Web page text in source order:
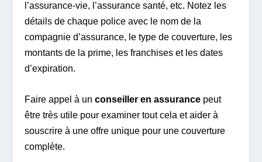
l’assurance-vie, l’assurance santé, etc. Notez les
détails de chaque police avec le nom de la
compagnie d’assurance, le type de couverture, les
montants de la prime, les franchises et les dates
d’expiration.
Faire appel à unconseiller en assurance peut
être très utile pour examiner tout cela et aider à
souscrire à une offre unique pour une couverture
complète.